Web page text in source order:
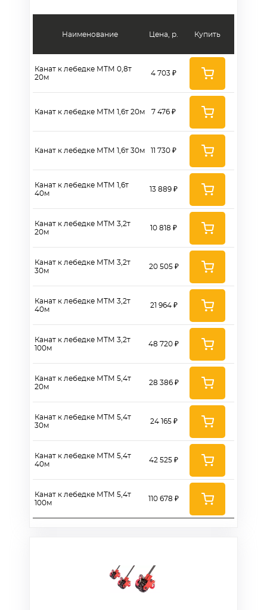
Наименование
Канат к лебедке МТМ 0,8т
20м
Канат к лебедке МТМ 1,6т 20м
Канат к лебедке МТМ 1,6т 30м
Канат к лебедке МТМ 1,6т
40м
Канат к лебедке МТМ 3,2т
20м
Канат к лебедке МТМ 3,2т
30м
Канат к лебедке МТМ 3,2т
40м
Канат к лебедке МТМ 3,2т
100м
Канат к лебедке МТМ 5,4т
20м
Канат к лебедке МТМ 5,4т
30м
Канат к лебедке МТМ 5,4т
40м
Канат к лебедке МТМ 5,4т
100м
Цена, р.
4 703 ₽
7 476 ₽
11 730 ₽
13 889 ₽
10 818 ₽
20 505 ₽
21 964 ₽
48 720 ₽
28 386 ₽
24 165 ₽
42 525 ₽
110 678 ₽
Купить